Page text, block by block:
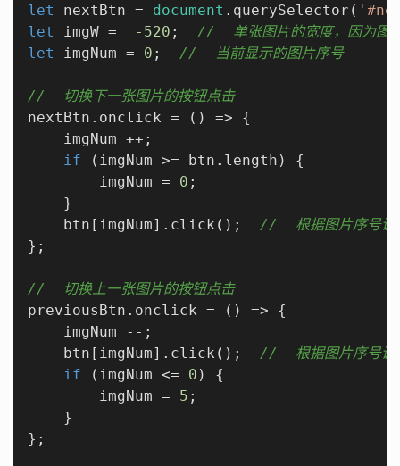
let
nextBtn = document .querySelector(
let
imgW = -520 ; //  单张图片的宽度，因为图
let
imgNum = 0 ; //  当前显示的图片序号
//  切换下一张图片的按钮点击
nextBtn.onclick =
() => {
    imgNum ++;
if (imgNum >= btn.length) {
        imgNum =
0 ;
    }
    btn[imgNum].click();
//  根据图片序号调
};
//  切换上一张图片的按钮点击
previousBtn.onclick =
() => {
    imgNum --;
    btn[imgNum].click();
//  根据图片序号调
if (imgNum <= 0 ) {
        imgNum =
5 ;
    }
};